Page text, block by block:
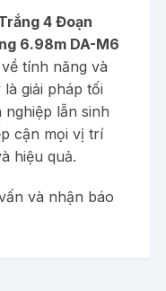
4 Đoạn
6.98m DA-M6
tính năng và
giải pháp tối
lẫn sinh
cận mọi vị trí
hiệu quả.
và nhận báo